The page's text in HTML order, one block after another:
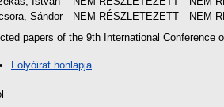
Sándor
NEM RÉSZLETEZETT
NEM
papers of the 9th International Conference
Folyóirat honlapja